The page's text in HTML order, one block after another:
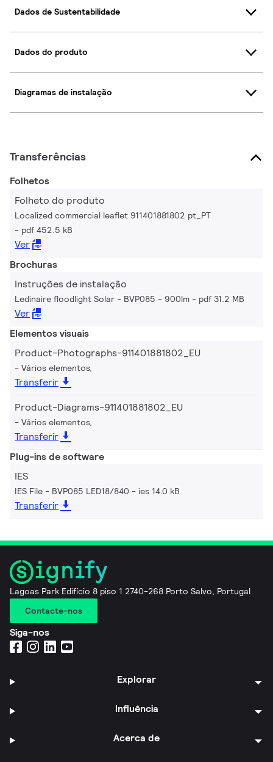
Dados de Sustentabilidade
Dados do produto
Diagramas de instalação
Transferências
Folhetos
Folheto do produto
Localized commercial leaflet 911401881802 pt_PT
pdf 452.5 kB
Ver
Brochuras
Instruções de instalação
Ledinaire floodlight Solar - BVP085 - 900lm pdf 31.2 MB
Ver
Elementos visuais
Product-Photographs-911401881802_EU
Vários elementos,
Transferir
Product-Diagrams-911401881802_EU
Vários elementos,
Transferir
Plug-ins de software
IES
IES File - BVP085 LED18/840 ies 14.0 kB
Transferir
Lagoas Park Edifício 8 piso 1 2740-268 Porto Salvo, Portugal
Contacte-nos
Siga-nos
Explorar
Influência
Acerca de